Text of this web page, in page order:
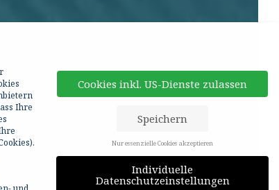
Ihre
Cookies inkl. US-Dienste zulassen
Speichern
Nur essenzielle Cookies akzeptieren
Individuelle
Datenschutzeinstellungen